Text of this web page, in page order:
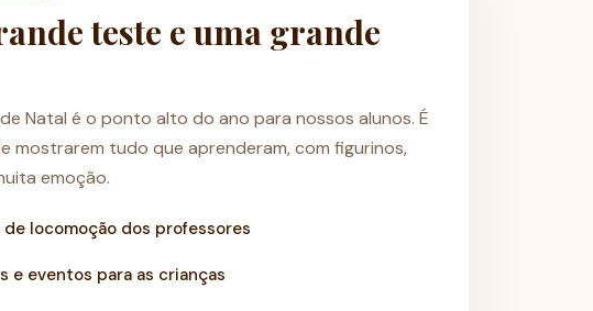
teste e uma grande
Natal é o ponto alto do ano para nossos alunos. É
mostrarem tudo que aprenderam, com figurinos,
emoção.
de locomoção dos professores
e eventos para as crianças